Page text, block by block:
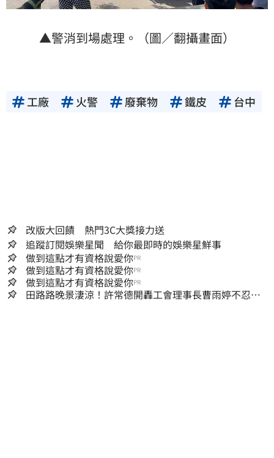
▲警消到場處理。（圖／翻攝畫面）
工廠 火警 廢棄物 鐵皮 台中
改版大回饋 熱門3C大獎接力送
追蹤訂閱娛樂星聞 給你最即時的娛樂星鮮事
做到這點才有資格說愛你PR
做到這點才有資格說愛你PR
做到這點才有資格說愛你PR
田路路晚景淒涼！許常德開轟工會理事長曹雨婷不忍